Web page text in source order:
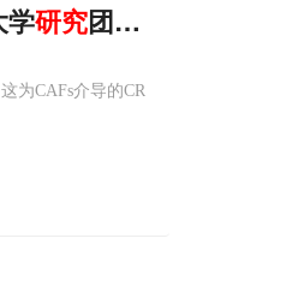
学研究团队合作揭示其
为CAFs介导的CR